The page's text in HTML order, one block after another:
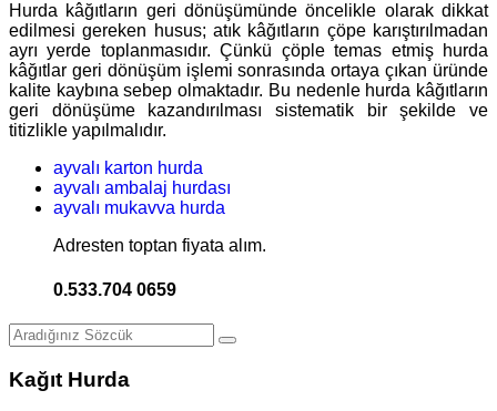
Hurda kâğıtların geri dönüşümünde öncelikle olarak dikkat
edilmesi gereken husus; atık kâğıtların çöpe karıştırılmadan
ayrı yerde toplanmasıdır. Çünkü çöple temas etmiş hurda
kâğıtlar geri dönüşüm işlemi sonrasında ortaya çıkan üründe
kalite kaybına sebep olmaktadır. Bu nedenle hurda kâğıtların
geri dönüşüme kazandırılması sistematik bir şekilde ve
titizlikle yapılmalıdır.
ayvalı karton hurda
ayvalı ambalaj hurdası
ayvalı mukavva hurda
Adresten toptan fiyata alım.
0.533.704 0659
Kağıt Hurda